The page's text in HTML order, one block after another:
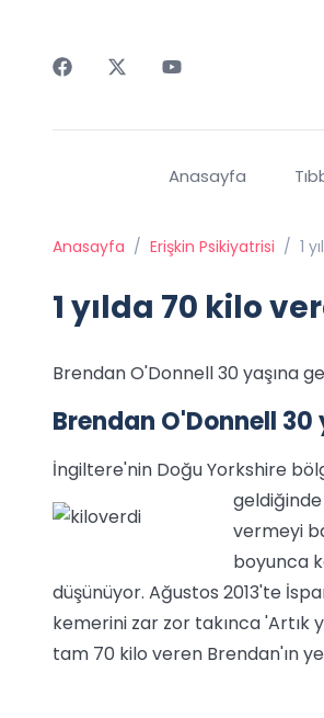
Anasayfa
Anasayfa / Erişkin Psikiyatrisi / 1
1 yılda 70 kilo
Brendan O'Donnell 30 yaşına
Brendan O'Donnell
İngiltere'nin Doğu Yorkshire
geldiğinde
vermeyi
boyunca
düşünüyor. Ağustos 2013'te
kemerini zar zor takınca 'Artık
tam 70 kilo veren Brendan'ın